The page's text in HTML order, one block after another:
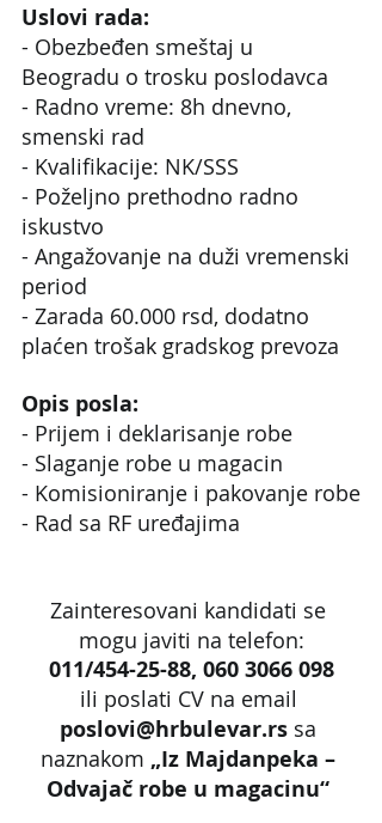
Uslovi rada:
- Obezbeđen smeštaj u
Beogradu o trosku poslodavca
- Radno vreme: 8h dnevno,
smenski rad
- Kvalifikacije: NK/SSS
- Poželjno prethodno radno
iskustvo
- Angažovanje na duži vremenski
period
- Zarada 60.000 rsd, dodatno
plaćen trošak gradskog prevoza
Opis posla:
- Prijem i deklarisanje robe
- Slaganje robe u magacin
- Komisioniranje i pakovanje robe
- Rad sa RF uređajima
Zainteresovani kandidati se
mogu javiti na telefon:
011/454-25-88, 060 3066 098
ili poslati CV na email
poslovi@hrbulevar.rs sa
naznakom „Iz Majdanpeka –
Odvajač robe u magacinu“